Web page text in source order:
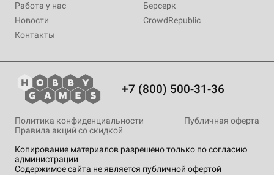
Работа у нас
Новости
Контакты
Берсерк
CrowdRepublic
+7 (800) 500-31-36
Копирование материалов разрешено только по согласию
администрации
Содержимое сайта не является публичной офертой
Политика конфиденциальности
Публичная оферта
Правила акций со скидкой